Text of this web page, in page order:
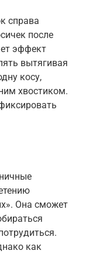
справа
после
эффект
вытягивая
косу,
хвостиком.
Она сможет
как